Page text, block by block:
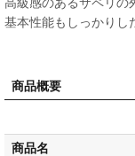
基本性能もしっかりし
商品概要
商品名